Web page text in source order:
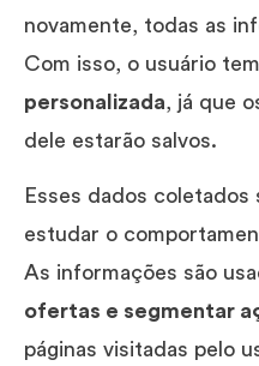
novamente, todas as
Com isso, o usuário
personalizada , já que
dele estarão salvos.
Esses dados coletados
estudar o
As informações são
ofertas e segmentar
páginas visitadas pelo